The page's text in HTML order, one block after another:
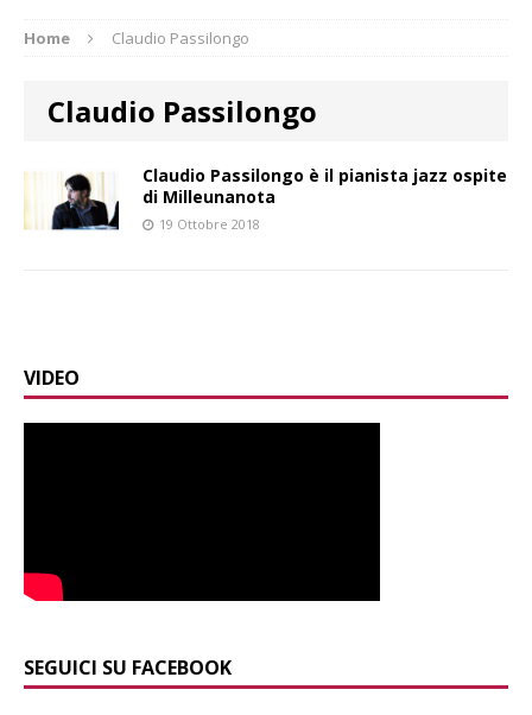
Home Claudio Passilongo
Claudio Passilongo
Claudio Passilongo è il pianista jazz ospite
di Milleunanota
19 Ottobre 2018
VIDEO
SEGUICI SU FACEBOOK